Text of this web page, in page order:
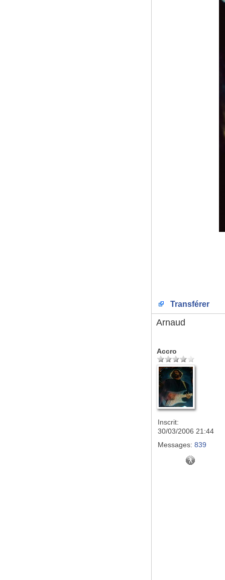
Transférer
Arnaud
Accro
Inscrit:
30/03/2006 21:44
Messages: 839